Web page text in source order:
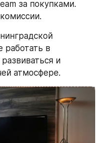
за покупками.
работать в
и
атмосфере.